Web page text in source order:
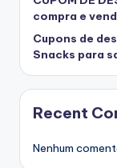
compra e
Cupons de
Snacks para
Recent
Nenhum